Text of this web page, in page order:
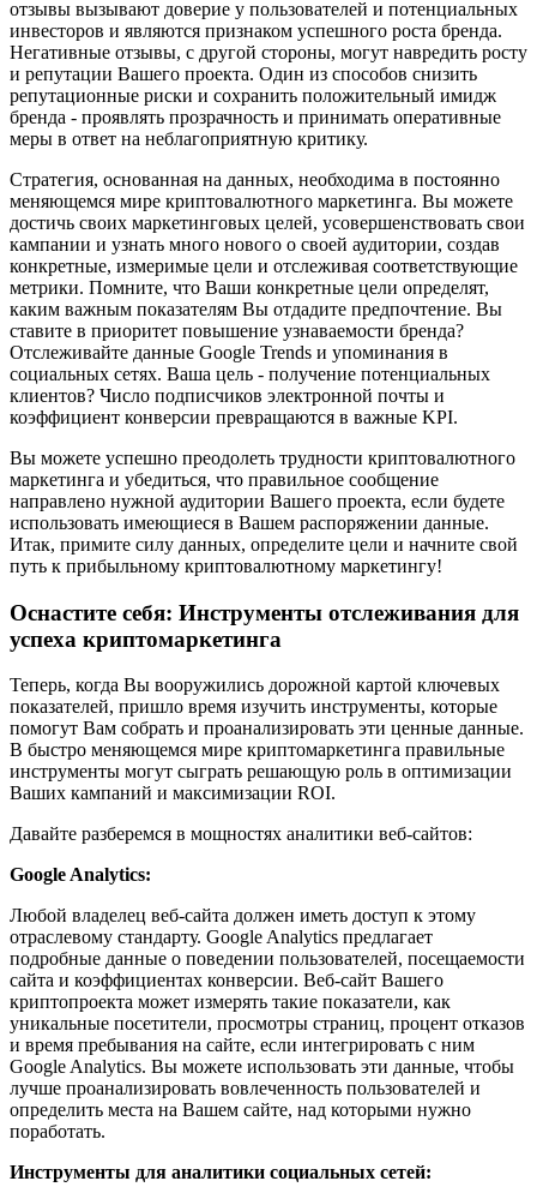
отзывы вызывают доверие у пользователей и потенциальных
инвесторов и являются признаком успешного роста бренда.
Негативные отзывы, с другой стороны, могут навредить росту
и репутации Вашего проекта. Один из способов снизить
репутационные риски и сохранить положительный имидж
бренда - проявлять прозрачность и принимать оперативные
меры в ответ на неблагоприятную критику.
Стратегия, основанная на данных, необходима в постоянно
меняющемся мире криптовалютного маркетинга. Вы можете
достичь своих маркетинговых целей, усовершенствовать свои
кампании и узнать много нового о своей аудитории, создав
конкретные, измеримые цели и отслеживая соответствующие
метрики. Помните, что Ваши конкретные цели определят,
каким важным показателям Вы отдадите предпочтение. Вы
ставите в приоритет повышение узнаваемости бренда?
Отслеживайте данные Google Trends и упоминания в
социальных сетях. Ваша цель - получение потенциальных
клиентов? Число подписчиков электронной почты и
коэффициент конверсии превращаются в важные KPI.
Вы можете успешно преодолеть трудности криптовалютного
маркетинга и убедиться, что правильное сообщение
направлено нужной аудитории Вашего проекта, если будете
использовать имеющиеся в Вашем распоряжении данные.
Итак, примите силу данных, определите цели и начните свой
путь к прибыльному криптовалютному маркетингу!
Оснастите себя: Инструменты отслеживания для
успеха криптомаркетинга
Теперь, когда Вы вооружились дорожной картой ключевых
показателей, пришло время изучить инструменты, которые
помогут Вам собрать и проанализировать эти ценные данные.
В быстро меняющемся мире криптомаркетинга правильные
инструменты могут сыграть решающую роль в оптимизации
Ваших кампаний и максимизации ROI.
Давайте разберемся в мощностях аналитики веб-сайтов:
Google Analytics:
Любой владелец веб-сайта должен иметь доступ к этому
отраслевому стандарту. Google Analytics предлагает
подробные данные о поведении пользователей, посещаемости
сайта и коэффициентах конверсии. Веб-сайт Вашего
криптопроекта может измерять такие показатели, как
уникальные посетители, просмотры страниц, процент отказов
и время пребывания на сайте, если интегрировать с ним
Google Analytics. Вы можете использовать эти данные, чтобы
лучше проанализировать вовлеченность пользователей и
определить места на Вашем сайте, над которыми нужно
поработать.
Инструменты для аналитики социальных сетей: